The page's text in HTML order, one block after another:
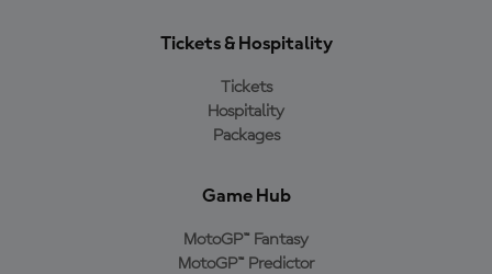
Tickets & Hospitality
Tickets
Hospitality
Packages
Game Hub
MotoGP™ Fantasy
MotoGP™ Predictor